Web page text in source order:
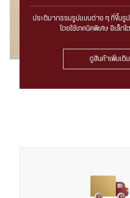
ประติมากรรมรูปแบบต่าง ๆ ที่ขึ้นรู
โดยใช้เทคนิคพิเศษ อิเล็ก
ดูสินค้าเพิ่มเติม